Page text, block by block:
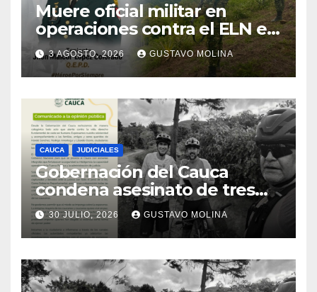
Muere oficial militar en
operaciones contra el ELN en
el sur del Cauca
3 AGOSTO, 2026 GUSTAVO MOLINA
CAUCA JUDICIALES
Gobernación del Cauca
condena asesinato de tres
ciudadanos y exige medidas
urgentes al Gobierno
Nacional
30 JULIO, 2026 GUSTAVO MOLINA